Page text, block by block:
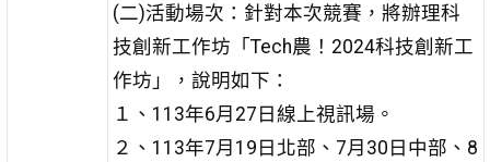
(二)活動場次：針對本次競賽，將辦理科
技創新工作坊「Tech農！2024科技創新工
作坊」，說明如下：
１、113年6月27日線上視訊場。
２、113年7月19日北部、7月30日中部、8